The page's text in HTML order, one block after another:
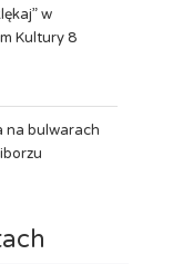
w
Kultury 8
na bulwarach